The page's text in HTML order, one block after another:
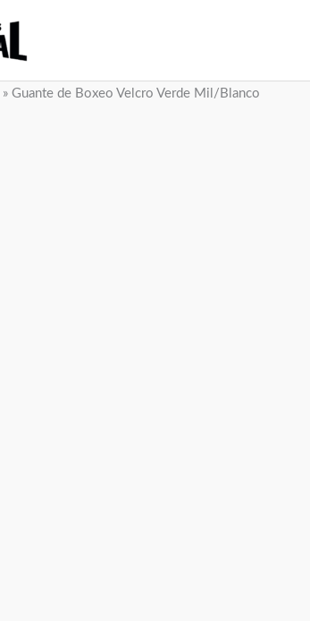
» Guante de Boxeo Velcro Verde Mil/Blanco